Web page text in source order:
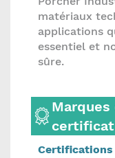
matériaux
applications
essentiel et
sûre.
Certifications